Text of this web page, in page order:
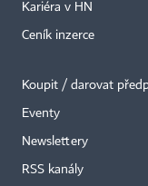
Kariéra v HN
Ceník inzerce
Koupit / darovat
Eventy
Newslettery
RSS kanály